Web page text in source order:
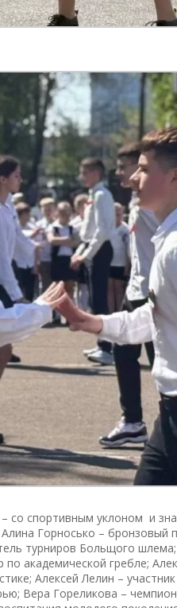
спортивным уклоном и
Горносько – бронзовый
турниров Больщого
по академической гребле;
Алексей Лелин –
Вера Гореликова –